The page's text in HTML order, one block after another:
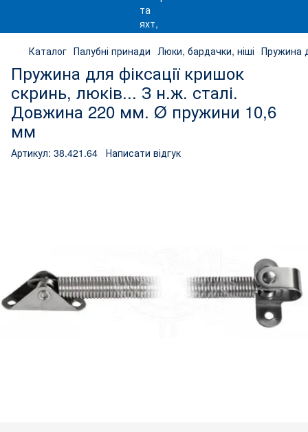
Каталог Палубні принади Люки, бардачки, ніші Пружина
Пружина для фіксації кришок
скринь, люків... З н.ж. сталі.
Довжина 220 мм. Ø пружини 10,6
мм
Артикул: 38.421.64 Написати відгук